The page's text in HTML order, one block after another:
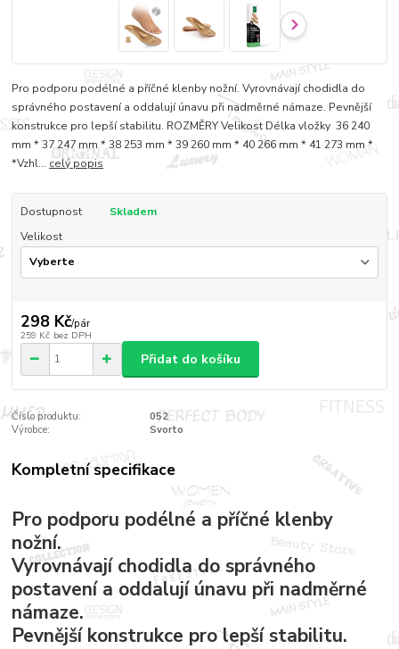
Pro podporu podélné a příčné klenby nožní. Vyrovnávají chodidla do
správného postavení a oddalují únavu při nadměrné námaze. Pevnější
konstrukce pro lepší stabilitu. ROZMĚRY Velikost Délka vložky 36 240
mm * 37 247 mm * 38 253 mm * 39 260 mm * 40 266 mm * 41 273 mm *
*Vzhl... celý popis
Dostupnost
Skladem
Velikost
298 Kč/pár
259 Kč bez DPH
Přidat do košíku
Číslo produktu:
052
Výrobce:
Svorto
Kompletní specifikace
Pro podporu podélné a příčné klenby
nožní.
Vyrovnávají chodidla do správného
postavení a oddalují únavu při nadměrné
námaze.
Pevnější konstrukce pro lepší stabilitu.